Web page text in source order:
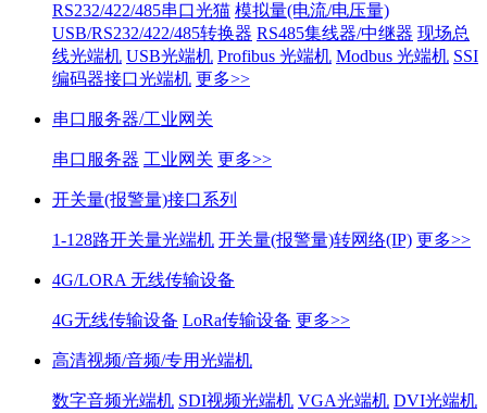
RS232/422/485串口光猫 模拟量(电流/电压量)
USB/RS232/422/485转换器 RS485集线器/中继器 现场总
线光端机 USB光端机 Profibus 光端机 Modbus 光端机 SSI
编码器接口光端机 更多>>
串口服务器/工业网关
串口服务器 工业网关 更多>>
开关量(报警量)接口系列
1-128路开关量光端机 开关量(报警量)转网络(IP) 更多>>
4G/LORA 无线传输设备
4G无线传输设备 LoRa传输设备 更多>>
高清视频/音频/专用光端机
数字音频光端机 SDI视频光端机 VGA光端机 DVI光端机